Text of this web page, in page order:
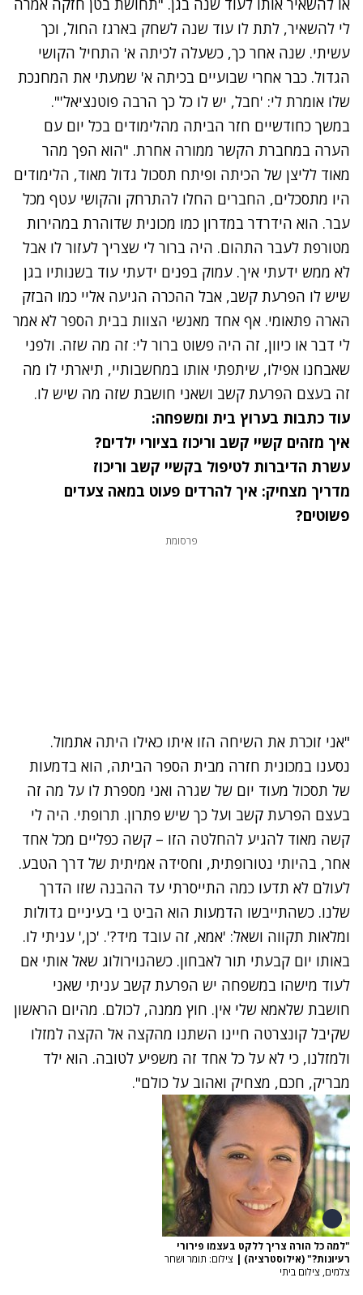
או להשאיר אותו לעוד שנה בגן. "תחושת בטן חזקה אמרה
לי להשאיר, לתת לו עוד שנה לשחק בארגז החול, וכך
עשיתי. שנה אחר כך, כשעלה לכיתה א' התחיל הקושי
הגדול. כבר אחרי שבועיים בכיתה א' שמעתי את המחנכת
שלו אומרת לי: 'חבל, יש לו כל כך הרבה פוטנציאל'".
במשך כחודשיים חזר הביתה מהלימודים בכל יום עם
הערה במחברת הקשר ממורה אחרת. "הוא הפך מהר
מאוד לליצן של הכיתה ופיתח תסכול גדול מאוד, הלימודים
היו מתסכלים, החברים החלו להתרחק והקושי עטף מכל
עבר. הוא הידרדר במדרון כמו מכונית שדוהרת במהירות
מטורפת לעבר התהום. היה ברור לי שצריך לעזור לו אבל
לא ממש ידעתי איך. עמוק בפנים ידעתי עוד בשנותיו בגן
שיש לו הפרעת קשב, אבל ההכרה הגיעה אליי כמו הבזק
הארה פתאומי. אף אחד מאנשי הצוות בבית הספר לא אמר
לי דבר או כיוון, זה היה פשוט ברור לי: זה מה שזה. ולפני
שאבחנו אפילו, שיתפתי אותו במחשבותיי, תיארתי לו מה
זה בעצם הפרעת קשב ושאני חושבת שזה מה שיש לו.
עוד כתבות בערוץ בית ומשפחה:
איך מזהים קשיי קשב וריכוז בציורי ילדים?
עשרת הדיברות לטיפול בקשיי קשב וריכוז
מדריך מצחיק: איך להרדים פעוט במאה צעדים
פשוטים?
פרסומת
"אני זוכרת את השיחה הזו איתו כאילו היתה אתמול.
נסענו במכונית חזרה מבית הספר הביתה, הוא בדמעות
של תסכול מעוד יום של שגרה ואני מספרת לו על מה זה
בעצם הפרעת קשב ועל כך שיש פתרון. תרופתי. היה לי
קשה מאוד להגיע להחלטה הזו – קשה כפליים מכל אחד
אחר, בהיותי נטורופתית, וחסידה אמיתית של דרך הטבע.
לעולם לא תדעו כמה התייסרתי עד ההבנה שזו הדרך
שלנו. כשהתייבשו הדמעות הוא הביט בי בעיניים גדולות
ומלאות תקווה ושאל: 'אמא, זה עובד מיד?'. 'כן,' עניתי לו.
באותו יום קבעתי תור לאבחון. כשהנוירולוג שאל אותי אם
לעוד מישהו במשפחה יש הפרעת קשב עניתי שאני
חושבת שלאמא שלי אין. חוץ ממנה, לכולם. מהיום הראשון
שקיבל קונצרטה חיינו השתנו מהקצה אל הקצה למזלו
ולמזלנו, כי לא על כל אחד זה משפיע לטובה. הוא ילד
מבריק, חכם, מצחיק ואהוב על כולם".
"למה כל הורה צריך ללקט בעצמו פירורי
רעיונות?" (אילוסטרציה) | צילום: תומר ושחר
צלמים, צילום ביתי